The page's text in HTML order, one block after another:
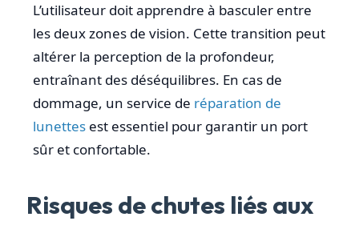
L’utilisateur doit apprendre à basculer entre
les deux zones de vision. Cette transition peut
altérer la perception de la profondeur,
entraînant des déséquilibres. En cas de
dommage, un service de réparation de
lunettes est essentiel pour garantir un port
sûr et confortable.
Risques de chutes liés aux